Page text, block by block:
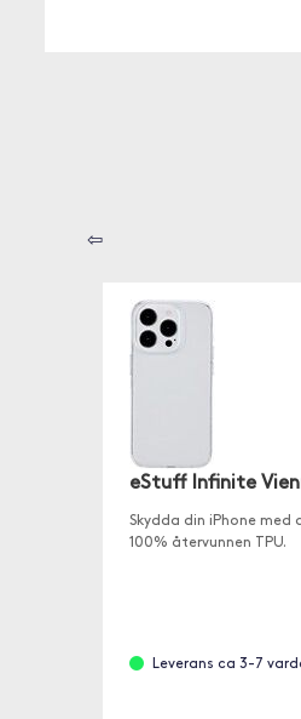
⇦
eStuff Infinite
Skydda din iPhone
100% återvunnen TPU.
Leverans ca 3-7